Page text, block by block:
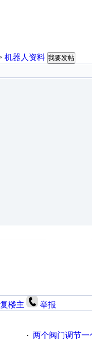
机器人资料 我要发帖
楼主 举报
· 两个阀门调节